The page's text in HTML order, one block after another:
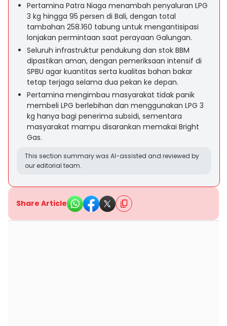
Pertamina Patra Niaga menambah penyaluran LPG
3 kg hingga 95 persen di Bali, dengan total
tambahan 258.160 tabung untuk mengantisipasi
lonjakan permintaan saat perayaan Galungan.
Seluruh infrastruktur pendukung dan stok BBM
dipastikan aman, dengan pemeriksaan intensif di
SPBU agar kuantitas serta kualitas bahan bakar
tetap terjaga selama dua pekan ke depan.
Pertamina mengimbau masyarakat tidak panik
membeli LPG berlebihan dan menggunakan LPG 3
kg hanya bagi penerima subsidi, sementara
masyarakat mampu disarankan memakai Bright
Gas.
This section summary was AI-assisted and reviewed by
our editorial team.
Share Article